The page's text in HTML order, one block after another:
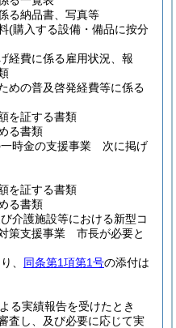
る納品書、写真等
(購入する設備・備品に按分
経費に係る雇用状況、報
めの普及啓発経費等に係る
を証する書類
る書類
一時金の支援事業 次に掲げ
を証する書類
る書類
介護施設等における新型コ
策支援事業 市長が必要と
、 同条第1項第1号の添付は
る実績報告を受けたとき
査し、及び必要に応じて実